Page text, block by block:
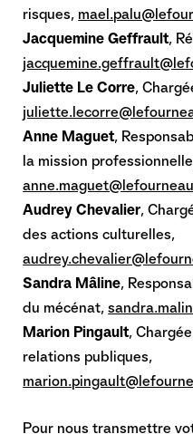
risques,
Jacquemine Geffrault,
Juliette Le Corre,
Anne Maguet,
la mission
Audrey Chevalier,
des actions culturelles,
Sandra Mâline,
du mécénat,
Marion Pingault,
relations publiques,
Pour nous transmettre